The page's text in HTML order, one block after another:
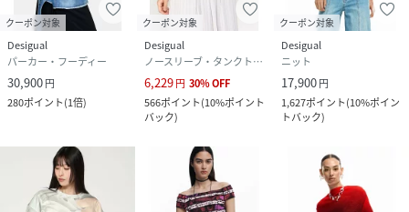
クーポン対象
Desigual
パーカー・フーディー
30,900円
280ポイント(1倍)
クーポン対象
Desigual
ノースリーブ・タンクトップ
6,229円 30%OFF
566ポイント(10%ポイント
バック)
クーポン対象
Desigual
ニット
17,900円
1,627ポイント(10%ポイン
トバック)